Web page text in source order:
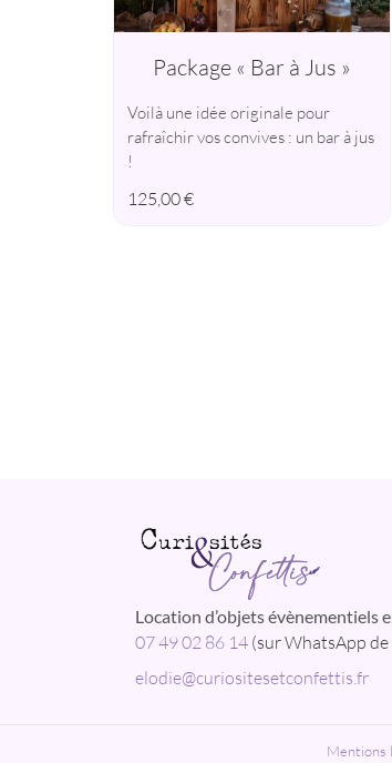
Package « Bar à Jus »
Voilà une idée originale pour
rafraîchir vos convives : un bar à jus
!
125,00€
Location d’objets évènementiels
07 49 02 86 14 (sur WhatsApp
elodie@curiositesetconfettis.fr
Mentions